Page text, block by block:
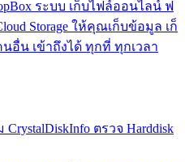
ระบบ เก็บไฟล์ออนไลน์ ฟ
Storage ให้คุณเก็บข้อมูล เก็
อื่น เข้าถึงได้ ทุกที่ ทุกเวลา
ตรวจ Harddisk